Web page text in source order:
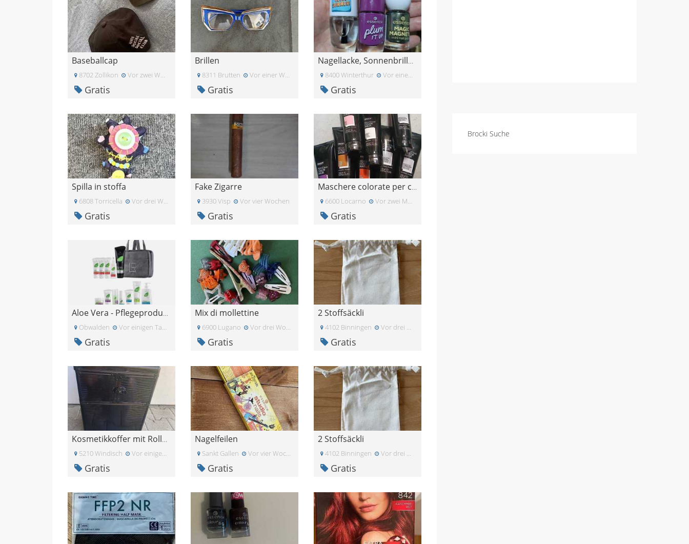
Brocki Suche
Baseballcap
8702 Zollikon Vor zwei Wochen
Gratis
Brillen
8311 Brutten Vor einer Woche
Gratis
Nagellacke, Sonnenbrillen gratis zu verschenken.
8400 Winterthur Vor einem Monat
Gratis
Spilla in stoffa
6808 Torricella Vor drei Wochen
Gratis
Fake Zigarre
3930 Visp Vor vier Wochen
Gratis
Maschere colorate per capelli
6600 Locarno Vor zwei Monaten
Gratis
Aloe Vera - Pflegeprodukte
Obwalden Vor einigen Tagen
Gratis
Mix di mollettine
6900 Lugano Vor drei Wochen
Gratis
2 Stoffsäckli
4102 Binningen Vor drei Wochen
Gratis
Kosmetikkoffer mit Rollen
5210 Windisch Vor einigen Tagen
Gratis
Nagelfeilen
Sankt Gallen Vor vier Wochen
Gratis
2 Stoffsäckli
4102 Binningen Vor drei Wochen
Gratis